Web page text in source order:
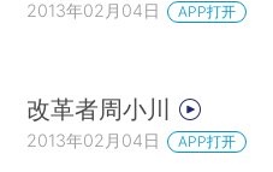
2013年02月04日 APP打开
改革者周小川
2013年02月04日 APP打开